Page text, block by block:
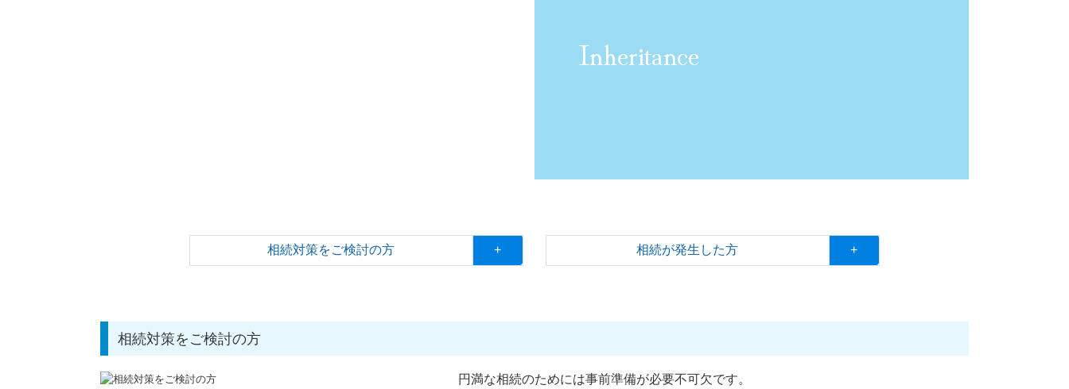
Inheritance
相続対策をご検討の方 + 相続が発生した方 +
相続対策をご検討の方
円満な相続のためには事前準備が必要不可欠です。